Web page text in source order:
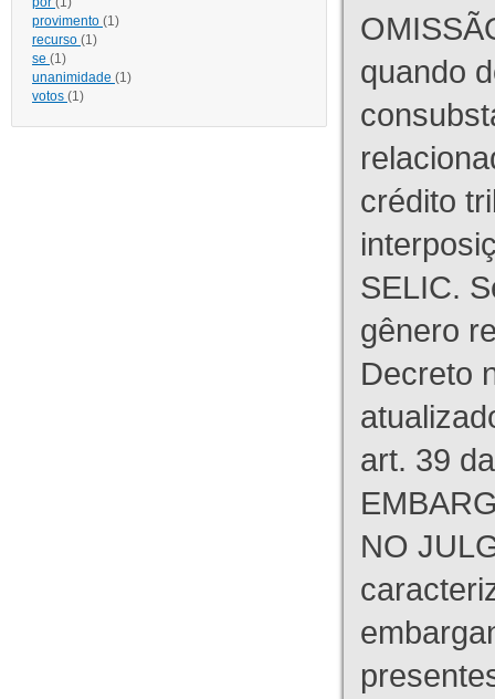
provimento (1)
recurso (1)
se (1)
unanimidade (1)
votos (1)
quando
crédito
SELIC.
gênero
Decreto
art. 39
NO